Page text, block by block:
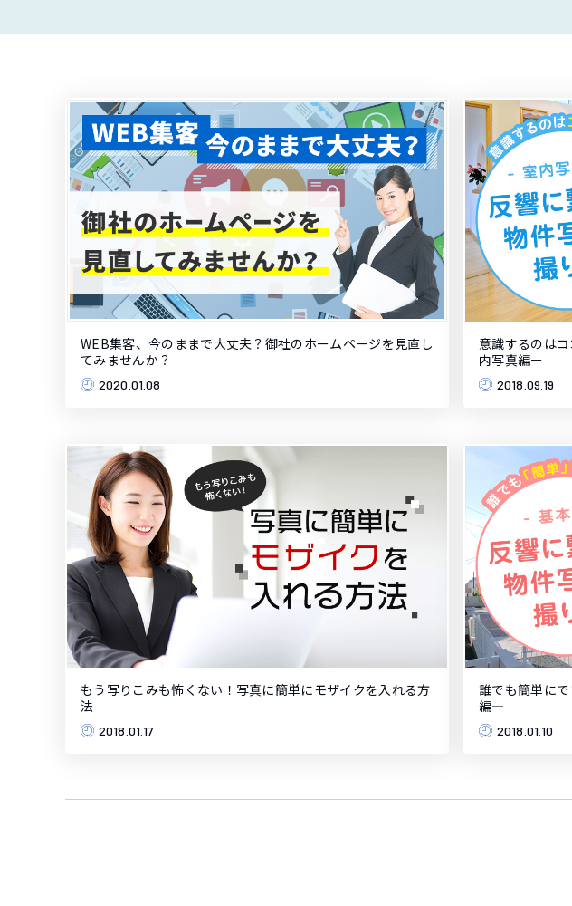
WEB集客、今のままで大丈夫？御社のホームページを見直し
てみませんか？
2020.01.08
意識するのは
内写真編ー
2018.09.19
もう写りこみも怖くない！写真に簡単にモザイクを入れる方
法
2018.01.17
誰でも簡単に
編―
2018.01.10